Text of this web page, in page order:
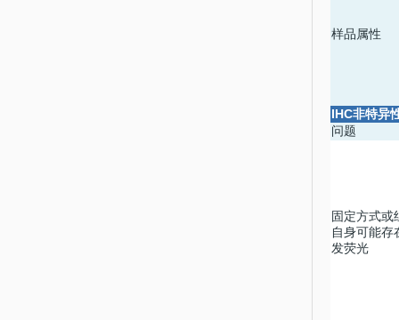
样品属性
IHC非特异
问题
固定方式或
自身可能存
发荧光